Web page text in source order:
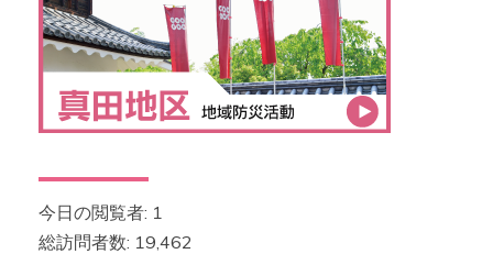
今日の閲覧者: 1
総訪問者数: 19,462